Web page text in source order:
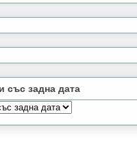
със задна дата